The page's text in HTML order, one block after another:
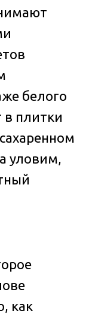
белого
плитки
уловим,
как